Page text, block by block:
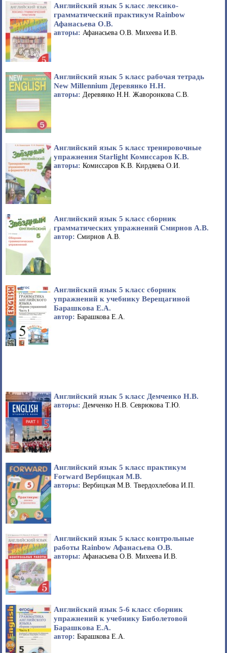
Английский язык 5 класс лексико-
грамматический практикум Rainbow
Афанасьева О.В.
авторы: Афанасьева О.В. Михеева И.В.
Английский язык 5 класс рабочая тетрадь
New Millennium Деревянко Н.Н.
авторы: Деревянко Н.Н. Жаворонкова С.В.
Английский язык 5 класс тренировочные
упражнения Starlight Комиссаров К.В.
авторы: Комиссаров К.В. Кирдяева О.И.
Английский язык 5 класс сборник
грамматических упражнений Смирнов А.В.
автор: Смирнов А.В.
Английский язык 5 класс сборник
упражнений к учебнику Верещагиной
Барашкова Е.А.
автор: Барашкова Е.А.
Английский язык 5 класс Демченко Н.В.
авторы: Демченко Н.В. Севрюкова Т.Ю.
Английский язык 5 класс практикум
Forward Вербицкая М.В.
авторы: Вербицкая М.В. Твердохлебова И.П.
Английский язык 5 класс контрольные
работы Rainbow Афанасьева О.В.
авторы: Афанасьева О.В. Михеева И.В.
Английский язык 5-6 класс сборник
упражнений к учебнику Биболетовой
Барашкова Е.А.
автор: Барашкова Е.А.